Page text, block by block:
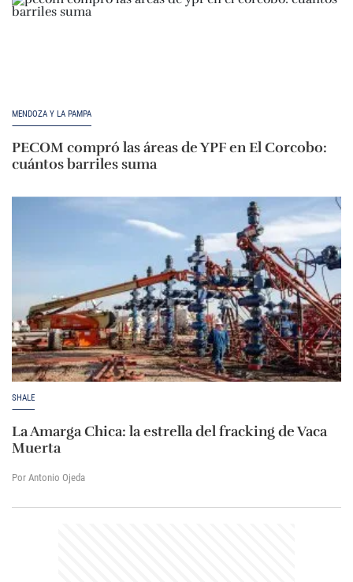
MENDOZA Y LA PAMPA
PECOM compró las áreas de YPF en El Corcobo:
cuántos barriles suma
SHALE
La Amarga Chica: la estrella del fracking de Vaca
Muerta
Por Antonio Ojeda